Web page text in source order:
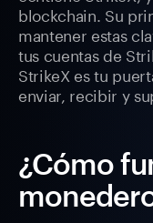
blockchain. Su
mantener estas
tus cuentas de
StrikeX es tu
enviar, recibir y
¿Cómo